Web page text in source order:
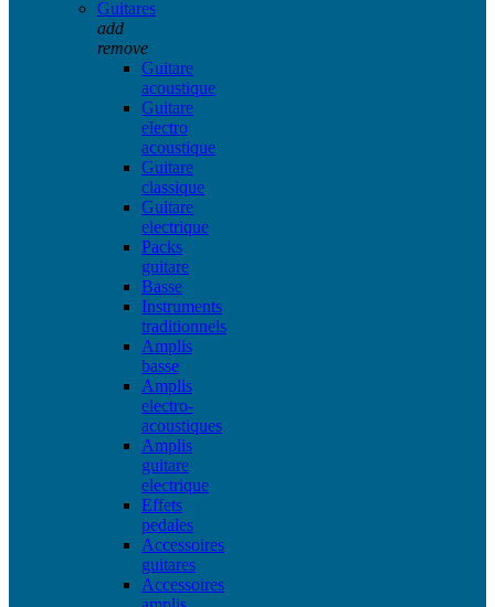
Guitares
add
remove
Guitare
acoustique
Guitare
electro
acoustique
Guitare
classique
Guitare
electrique
Packs
guitare
Basse
Instruments
traditionnels
Amplis
basse
Amplis
electro-
acoustiques
Amplis
guitare
electrique
Effets
pedales
Accessoires
guitares
Accessoires